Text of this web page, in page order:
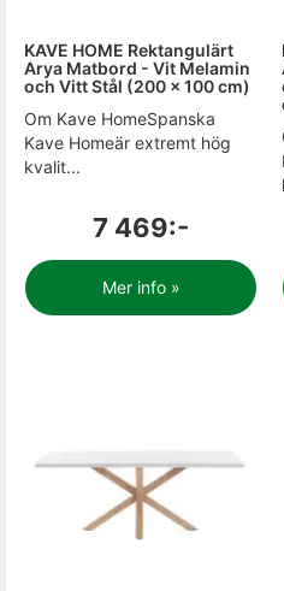
KAVE HOME Rektangulärt
Arya Matbord - Vit Melamin
och Vitt Stål (200 x 100 cm)
Om Kave HomeSpanska
Kave Homeär extremt hög
kvalit...
7 469:-
Mer info »